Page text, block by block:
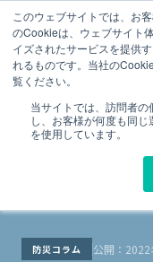
このウェブサイトでは、お
のCookieは、ウェブサイト
イズされたサービスを提供
れるものです。当社の
覧ください。
当サイトでは、訪問者
し、お客様が何度も同
を使用しています。
法令点検の総合プラットフォ
スマテンMagazine
防災コラム
【防災の日】
てきました！
【防災
防災コラム 公開：2022